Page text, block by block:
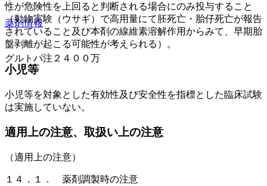
薬剤情報
グルトパ注２４００万
性が危険性を上回ると判断される場合にのみ投与すること
（動物実験（ウサギ）で高用量にて胚死亡・胎仔死亡が報告
されていること及び本剤の線維素溶解作用からみて、早期胎
盤剥離が起こる可能性が考えられる）。
小児等
小児等を対象とした有効性及び安全性を指標とした臨床試験
は実施していない。
適用上の注意、取扱い上の注意
（適用上の注意）
１４．１． 薬剤調製時の注意